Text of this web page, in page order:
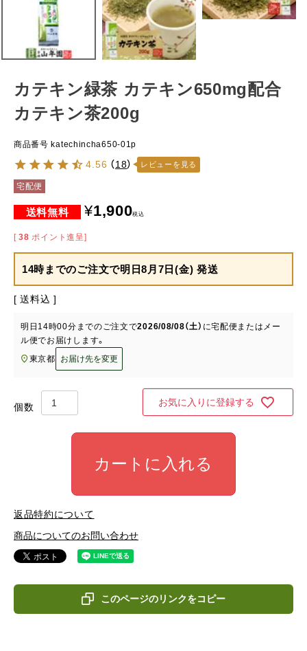
カテキン緑茶 カテキン650mg配合
カテキン茶200g
商品番号 katechincha650-01p
4.56 （18） レビューを見る
宅配便
¥1,900税込
[ 38 ポイント進呈]
14時までのご注文で明日8月7日(金) 発送
送料込
明日 14時00分 までのご注文で2026/08/08（土） に宅配便またはメー
ル便でお届けします。
東京都
お届け先を変更
お気に入りに登録する
カートに入れる
返品特約について
商品についてのお問い合わせ
このページのリンクをコピー